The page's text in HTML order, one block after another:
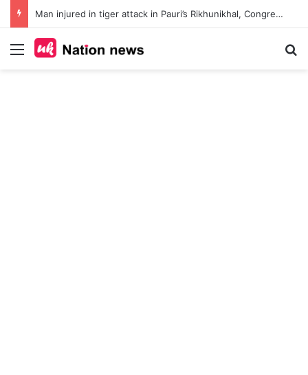
Man injured in tiger attack in Pauri’s Rikhunikhal, Congress demands urgent steps to curb rising man-animal conflict
Menu